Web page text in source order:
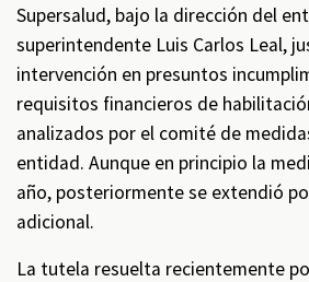
Supersalud, bajo la dirección del
superintendente Luis Carlos Leal,
intervención en presuntos
requisitos financieros de
analizados por el comité de
entidad. Aunque en principio la
año, posteriormente se extendió
adicional.
La tutela resuelta recientemente